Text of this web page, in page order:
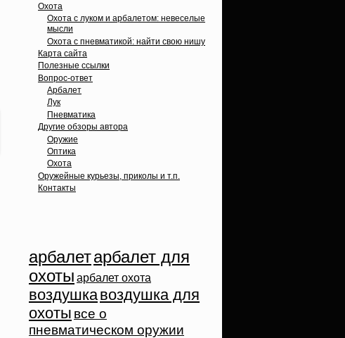
Охота
Охота с луком и арбалетом: невеселые
мысли
Охота с пневматикой: найти свою нишу
Карта сайта
Полезные ссылки
Вопрос-ответ
Арбалет
Лук
Пневматика
Другие обзоры автора
Оружие
Оптика
Охота
Оружейные курьезы, приколы и т.п.
Контакты
арбалетарбалет для
охоты арбалет охота
воздушкавоздушка для
охоты все о
пневматическом оружии